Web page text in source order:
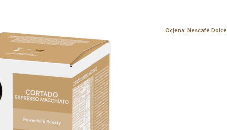
Ocjena: Nescafé